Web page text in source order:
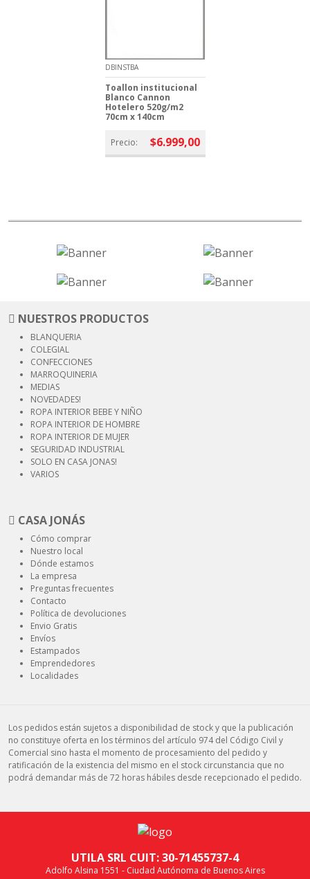
DBINSTBA
Toallon institucional
Blanco Cannon
Hotelero 520g/m2
70cm x 140cm
Precio: $6.999,00
NUESTROS PRODUCTOS
BLANQUERIA
COLEGIAL
CONFECCIONES
MARROQUINERIA
MEDIAS
NOVEDADES!
ROPA INTERIOR BEBE Y NIÑO
ROPA INTERIOR DE HOMBRE
ROPA INTERIOR DE MUJER
SEGURIDAD INDUSTRIAL
SOLO EN CASA JONAS!
VARIOS
CASA JONÁS
Cómo comprar
Nuestro local
Dónde estamos
La empresa
Preguntas frecuentes
Contacto
Política de devoluciones
Envio Gratis
Envíos
Estampados
Emprendedores
Localidades
Los pedidos están sujetos a disponibilidad de stock y que la publicación
no constituye oferta en los términos del artículo 974 del Código Civil y
Comercial sino hasta el momento de procesamiento del pedido y
ratificación de la existencia del mismo en el stock circunstancia que no
podrá demandar más de 72 horas hábiles desde recepcionado el pedido.
UTILA SRL CUIT: 30-71455737-4
Adolfo Alsina 1551 - Ciudad Autónoma de Buenos Aires